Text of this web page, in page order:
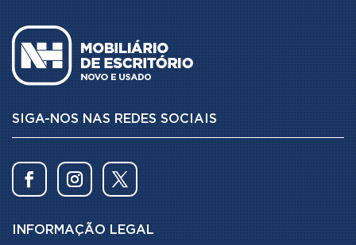
SIGA-NOS NAS REDES SOCIAIS
INFORMAÇÃO LEGAL